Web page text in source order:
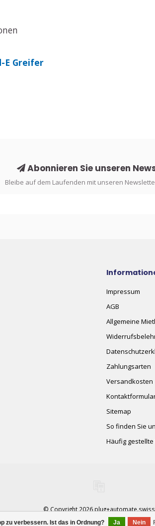
E Greifer
zu verbessern. Ist das in Ordnung? Ja Nein
Abonnieren Sie unseren
Bleibe auf dem Laufenden mit unseren
Impressum
AGB
Allgemeine
Zahlungsarten
Versandkosten
Sitemap
So finden Sie
Häufig gestellte
© Copyright 2026 plug+automate.swiss